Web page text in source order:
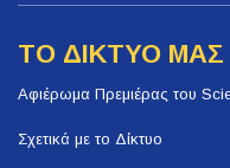
ΤΟ ΔΙΚΤΥΟ ΜΑΣ
Αφιέρωμα Πρεμιέρας του
Σχετικά με το Δίκτυο